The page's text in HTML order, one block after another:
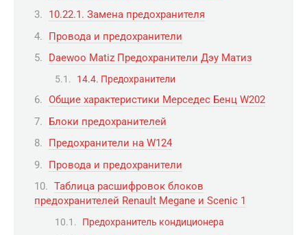
10.22.1. Замена предохранителя
Провода и предохранители
Daewoo Matiz Предохранители Дэу Матиз
14.4. Предохранители
Общие характеристики Мерседес Бенц W202
Блоки предохранителей
Предохранители на W124
Провода и предохранители
Таблица расшифровок блоков
предохранителей Renault Megane и Scenic 1
Предохранитель кондиционера